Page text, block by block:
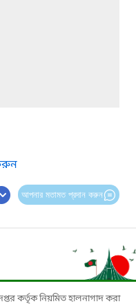
আপনার মতামত প্রদান করুন
কর্তৃক নিয়মিত হালনাগাদ করা